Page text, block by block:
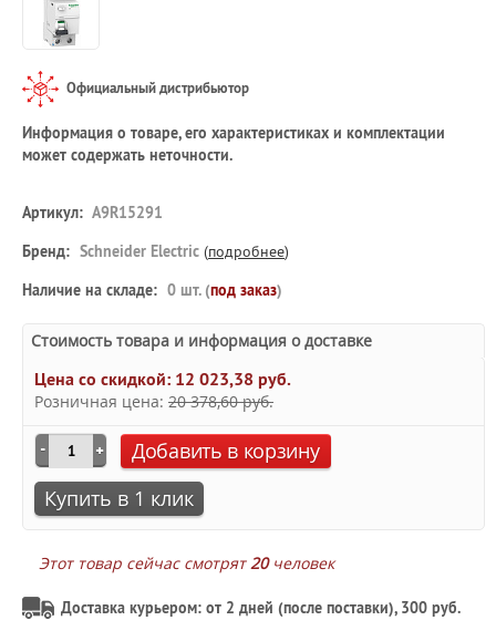
Официальный дистрибьютор
Информация о товаре, его характеристиках и комплектации
может содержать неточности.
Артикул: A9R15291
Бренд: Schneider Electric (подробнее)
Наличие на складе: 0 шт. (под заказ)
Стоимость товара и информация о доставке
Цена со скидкой: 12 023,38 руб.
Розничная цена: 20 378,60 руб.
Добавить в корзину
Купить в 1 клик
Этот товар сейчас смотрят20человек
Доставка курьером: от 2 дней (после поставки), 300 руб.